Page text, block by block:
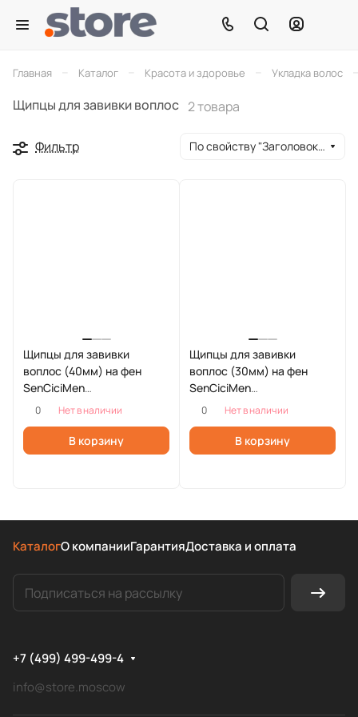
Главная Каталог Красота и здоровье Укладка волос
Щипцы для завивки воплос 2 товара
Фильтр По свойству "Заголовок окна браузера" (убывание)
Щипцы для завивки
воплос (40мм) на фен
SenCiciMen
HD15/HD13/X13/X9
0 Нет в наличии
В корзину
Щипцы для завивки
воплос (30мм) на фен
SenCiciMen
HD15/HD13/X13/X9
0 Нет в наличии
В корзину
КаталогО компанииГарантияДоставка и оплата
+7 (499) 499-499-4
info@store.moscow